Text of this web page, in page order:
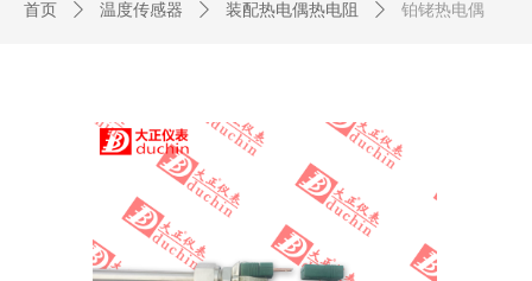
首页 ꄲ 温度传感器 ꄲ 装配热电偶热电阻 ꄲ 铂铑热电偶